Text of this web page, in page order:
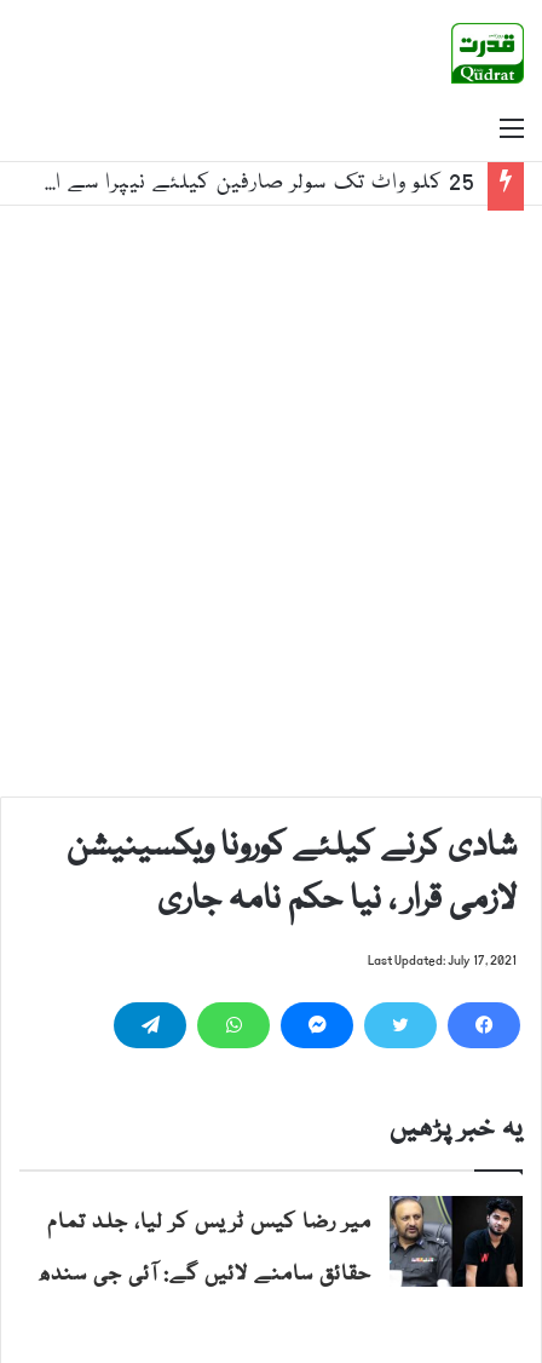
25 کلو واٹ تک سولر صارفین کیلئے نیپرا سے اجازت کی شرط ختم
شادی کرنے کیلئے کورونا ویکسینیشن
لازمی قرار ، نیا حکم نامہ جاری
Last Updated: July 17, 2021
یہ خبر پڑھیں
میر رضا کیس ٹریس کر لیا، جلد تمام
حقائق سامنے لائیں گے: آئی جی سندھ